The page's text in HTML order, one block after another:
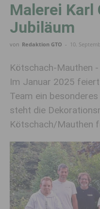
Malerei
Jubiläum
von Redaktion GTO - 10.
Kötschach-Mauthen -
Im Januar 2025
Team ein
steht die
Kötschach/Mauthen